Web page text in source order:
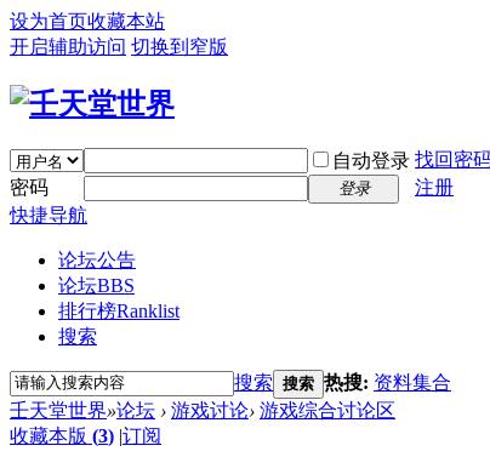
设为首页收藏本站
开启辅助访问 切换到窄版
自动登录 找回密
密码
登录
注册
快捷导航
论坛公告
论坛BBS
排行榜Ranklist
搜索
搜索 搜索 热搜: 资料集合
壬天堂世界»论坛 › 游戏讨论› 游戏综合讨论区
收藏本版 (3) |订阅